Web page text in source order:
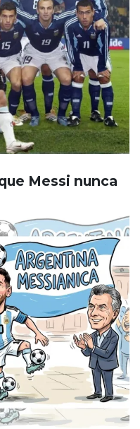
Messi nunca